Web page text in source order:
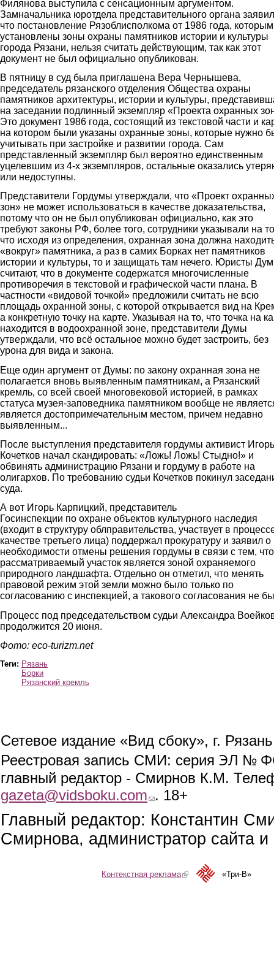
Филянова выступила с сенсационным аргументом.
Замначальника юротдела представительного органа
что постановление Рязоблисполкома от 1986 года, которым
установлены зоны охраны памятников истории и культуры
города Рязани, нельзя считать действующим, так как этот
документ не был официально опубликован.
В пятницу в суд была приглашена Вера Чернышева,
председатель рязанского отделения Общества охраны
памятников архитектуры, истории и культуры,
на заседании подлинный экземпляр «Проекта охранных
Это документ 1986 года, состоящий из текстовой части и
на котором были указаны охранные зоны, которые нужно
учитывать при застройке и развитии города. Сам
представленный экземпляр был вероятно единственным
уцелевшим из 4-х экземпляров, остальные оказались
или недоступны.
Представители Гордумы утверждали, что «Проект
зон» не может использоваться в качестве доказательства,
потому что он не был опубликован официально, как это
требуют законы РФ, более того, сотрудники указывали на
что исходя из определения, охранная зона должна
«вокруг» памятника, а раз в самих Борках нет памятников
истории и культуры, то и защищать там нечего. Юристы
считают, что в документе содержатся многочисленные
противоречия в текстовой и графической части плана. В
частности «видовой точкой» предложили считать не всю
площадь охранной зоны, с которой открывается вид на
а конкретную точку на карте. Указывая на то, что точка на
находится в водоохранной зоне, представители Думы
утверждали, что всё остальное можно будет застроить, без
урона для вида и закона.
Еще один аргумент от Думы: по закону охранная зона не
полагается вновь выявленным памятникам, а Рязанский
кремль, со всей своей многовековой историей, в рамках
статуса музея-заповедника памятником вообще не
является достопримечательным местом, причем недавно
выявленным...
После выступления представителя гордумы активист Игорь
Кочетков начал скандировать: «Ложь! Ложь! Стыдно!» и
обвинять администрацию Рязани и гордуму в работе на
олигархов. По требованию судьи Кочетков покинул
суда.
А вот Игорь Карпицкий, представитель
Госинспекции по охране объектов культурного наследия
(входит в структуру облправительства, участвует в
качестве третьего лица) поддержал прокуратуру и заявил о
необходимости отмены решения гордумы в связи с тем, что
рассматриваемый участок является зоной охраняемого
природного ландшафта. Отдельно он отметил, что менять
правовой режим этой земли можно было только по
согласованию с инспекцией, а такового согласования не
Процесс под председательством судьи Александра
продолжится 20 июня.
Фото: eco-turizm.net
Теги: Рязань
Борки
Рязанский кремль
Сетевое издание «Вид сбоку», г.
Реестровая запись СМИ: серия ЭЛ №
главный редактор - Смирнов К.М.
gazeta@vidsboku.com (link sends e-mail)
. 18+
Главный редактор: Константин
Смирнова, администратор сайта
Контекстная реклама(link is external)«Три-В»